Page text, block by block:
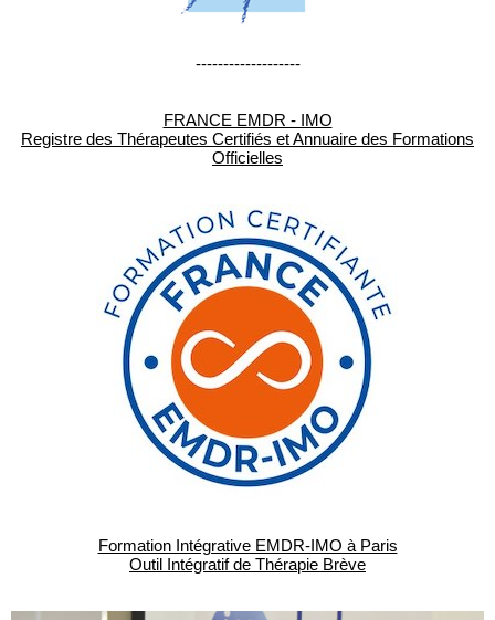
-------------------
FRANCE EMDR - IMO
Registre des Thérapeutes Certifiés et Annuaire des Formations
Officielles
Formation Intégrative EMDR-IMO à Paris
Outil Intégratif de Thérapie Brève